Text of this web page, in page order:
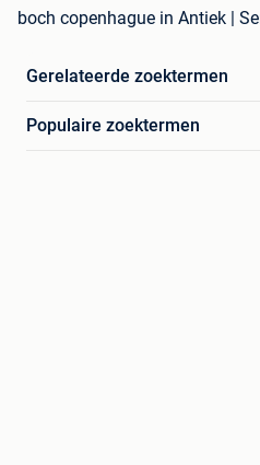
boch copenhague in Antiek |
Gerelateerde zoektermen
Populaire zoektermen